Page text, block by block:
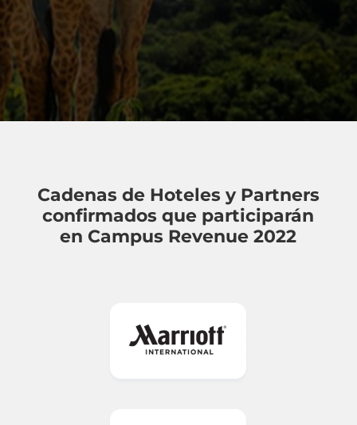
Cadenas de Hoteles y Partners
confirmados que participarán
en Campus Revenue 2022